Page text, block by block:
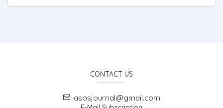
CONTACT US
asosjournal@gmail.com